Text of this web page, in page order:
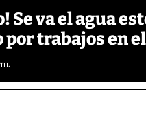
Se va el agua
trabajos en